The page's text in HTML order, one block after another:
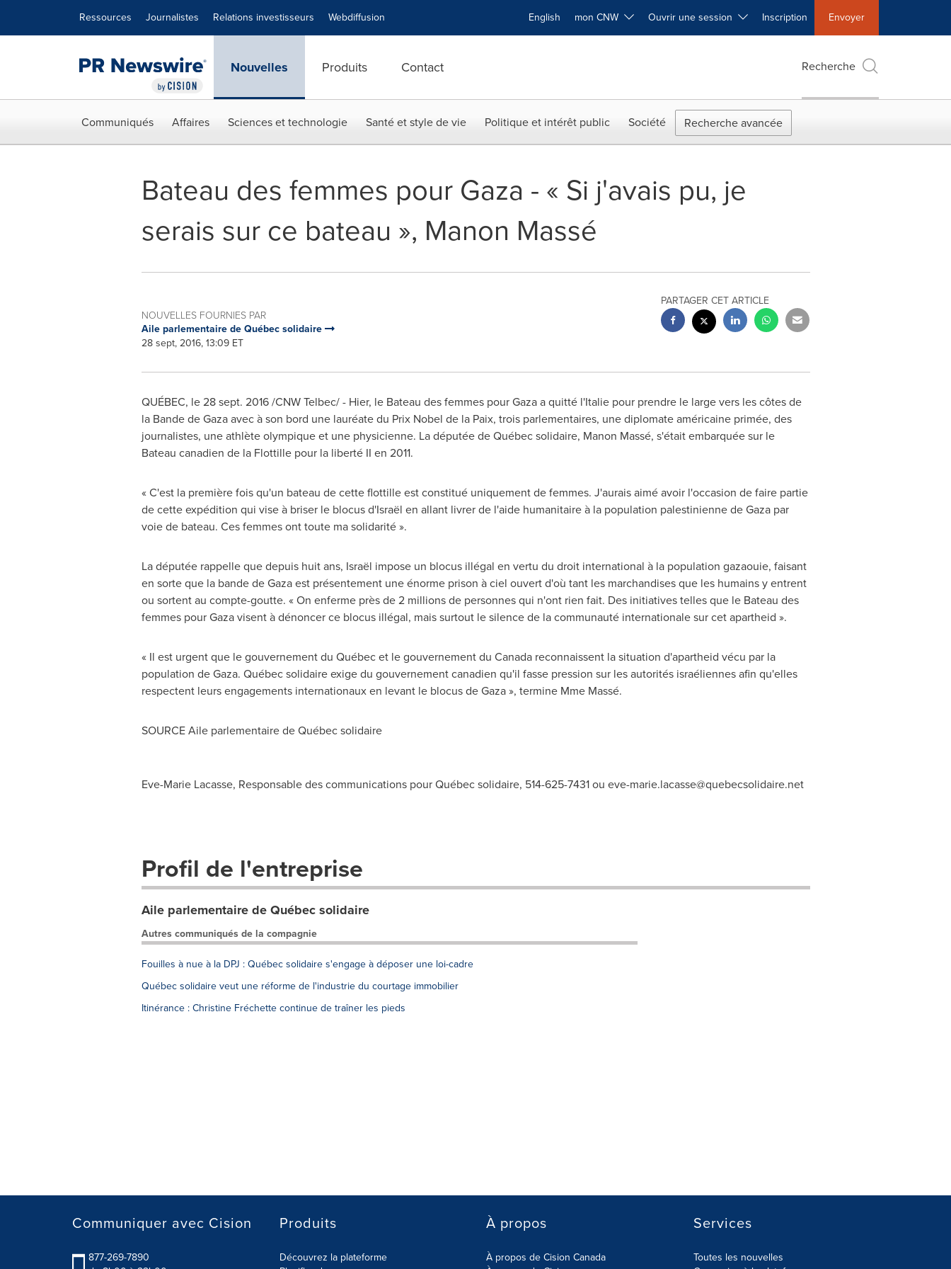
Ressources Journalistes Relations investisseurs Webdiffusion English mon CNW Ouvrir une session Inscription Envoyer
Nouvelles Produits Contact Recherche
Communiqués Affaires Sciences et technologie Santé et style de vie Politique et intérêt public Société Recherche avancée
Bateau des femmes pour Gaza - « Si j'avais pu, je
serais sur ce bateau », Manon Massé
NOUVELLES FOURNIES PAR
Aile parlementaire de Québec solidaire
28 sept, 2016, 13:09 ET
PARTAGER CET ARTICLE
QUÉBEC, le28 sept. 2016/CNW Telbec/ - Hier, le Bateau des femmes pourGazaa quitté l'Italie pour prendre le large vers les côtes de
la Bande deGazaavec à son bord une lauréate du Prix Nobel de la Paix, trois parlementaires, une diplomate américaine primée, des
journalistes, une athlète olympique et une physicienne. La députée de Québec solidaire, Manon Massé, s'était embarquée sur le
Bateau canadien de la Flottille pour la liberté II en 2011.
« C'est la première fois qu'un bateau de cette flottille est constitué uniquement de femmes. J'aurais aimé avoir l'occasion de faire partie
de cette expédition qui vise à briser le blocus d'Israël en allant livrer de l'aide humanitaire à la population palestinienne deGazapar
voie de bateau. Ces femmes ont toute ma solidarité ».
La députée rappelle que depuis huit ans, Israël impose un blocus illégal en vertu du droit international à la population gazaouie, faisant
en sorte que la bande deGazaest présentement une énorme prison à ciel ouvert d'où tant les marchandises que les humains y entrent
ou sortent au compte-goutte. « On enferme près de 2 millions de personnes qui n'ont rien fait. Des initiatives telles que le Bateau des
femmes pourGazavisent à dénoncer ce blocus illégal, mais surtout le silence de la communauté internationale sur cet apartheid ».
« Il est urgent que le gouvernement du Québec et le gouvernement du Canadareconnaissent la situation d'apartheid vécu par la
population deGaza. Québec solidaire exige du gouvernement canadien qu'il fasse pression sur les autorités israéliennes afin qu'elles
respectent leurs engagements internationaux en levant le blocus deGaza», termine Mme Massé.
SOURCE Aile parlementaire de Québec solidaire
Eve-Marie Lacasse, Responsable des communications pour Québec solidaire, 514-625-7431 ou eve-marie.lacasse@quebecsolidaire.net
Profil de l'entreprise
Aile parlementaire de Québec solidaire
Autres communiqués de la compagnie
Fouilles à nue à la DPJ : Québec solidaire s'engage à déposer une loi-cadre
Québec solidaire veut une réforme de l'industrie du courtage immobilier
Itinérance : Christine Fréchette continue de traîner les pieds
Communiquer avec Cision
877-269-7890
Produits
Découvrez la plateforme
À propos
À propos de Cision Canada
Services
Toutes les nouvelles